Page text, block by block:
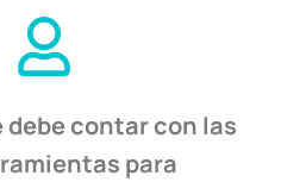
contar con las
para